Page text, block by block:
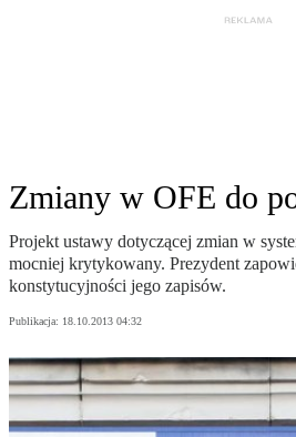
Zmiany w OFE do
Projekt ustawy dotyczącej zmian w
mocniej krytykowany. Prezydent
konstytucyjności jego zapisów.
Publikacja: 18.10.2013 04:32